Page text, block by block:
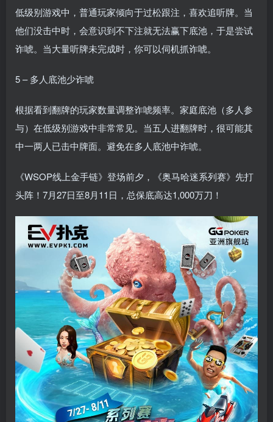
低级别游戏中，普通玩家倾向于过松跟注，喜欢追听牌。当
他们没击中时，会意识到不下注就无法赢下底池，于是尝试
诈唬。当大量听牌未完成时，你可以伺机抓诈唬。
5 – 多人底池少诈唬
根据看到翻牌的玩家数量调整诈唬频率。家庭底池（多人参
与）在低级别游戏中非常常见。当五人进翻牌时，很可能其
中一两人已击中牌面。避免在多人底池中诈唬。
《WSOP线上金手链》登场前夕，《奥马哈迷系列赛》先打
头阵！7月27日至8月11日，总保底高达1,000万刀！